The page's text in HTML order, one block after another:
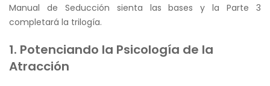
Manual de Seducción sienta las bases y la Parte 3
completará la trilogía.
1. Potenciando la Psicología de la
Atracción